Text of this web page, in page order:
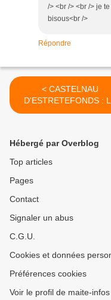
/> <br /> <br /> je
bisous<br />
Répondre
< CASTELNAU
D'ESTRETEFONDS : LA
TABLE DES
Hébergé par Overblog
Top articles
Pages
Contact
Signaler un abus
C.G.U.
Cookies et données
Préférences cookies
Voir le profil de maite-